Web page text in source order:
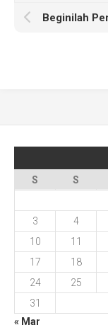
S
S
3
4
10
11
17
18
24
25
31
« Mar